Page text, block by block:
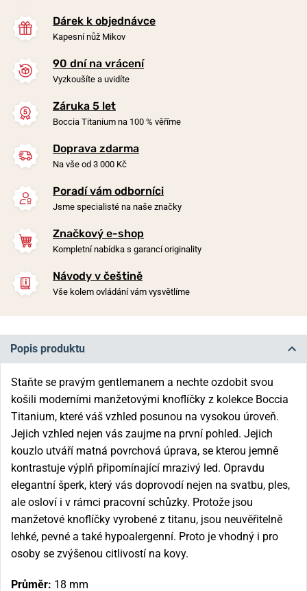
Boccia Titanium 3629-02
Skladem v úterý 11. 8. u vás
Dárek k objednávce
Kapesní nůž Mikov
90 dní na vrácení
Vyzkoušíte a uvidíte
Záruka 5 let
Boccia Titanium na 100 % věříme
Doprava zdarma
Na vše od 3 000 Kč
Poradí vám odborníci
Jsme specialisté na naše značky
Značkový e-shop
Kompletní nabídka s garancí originality
Návody v češtině
Vše kolem ovládání vám vysvětlíme
Popis produktu
Staňte se pravým gentlemanem a nechte ozdobit svou
košili moderními manžetovými knoflíčky z kolekce Boccia
Titanium, které váš vzhled posunou na vysokou úroveň.
Jejich vzhled nejen vás zaujme na první pohled. Jejich
kouzlo utváří matná povrchová úprava, se kterou jemně
kontrastuje výplň připomínající mrazivý led. Opravdu
elegantní šperk, který vás doprovodí nejen na svatbu, ples,
ale osloví i v rámci pracovní schůzky. Protože jsou
manžetové knoflíčky vyrobené z titanu, jsou neuvěřitelně
lehké, pevné a také hypoalergenní. Proto je vhodný i pro
osoby se zvýšenou citlivostí na kovy.
Průměr: 18 mm